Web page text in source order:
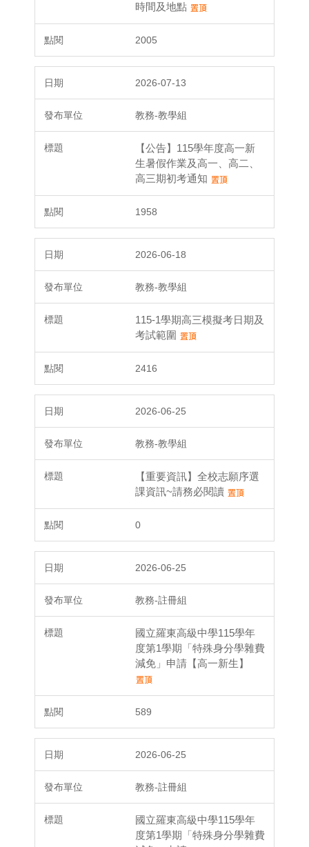
時間及地點
2005
2026-07-13
教務-教學組
【公告】115學年度高一新
生暑假作業及高一、高二、
高三期初考通知
1958
2026-06-18
教務-教學組
115-1學期高三模擬考日期及
考試範圍
2416
2026-06-25
教務-教學組
【重要資訊】全校志願序選
課資訊~請務必閱讀
0
2026-06-25
教務-註冊組
國立羅東高級中學115學年
度第1學期「特殊身分學雜費
減免」申請【高一新生】
589
2026-06-25
教務-註冊組
國立羅東高級中學115學年
度第1學期「特殊身分學雜費